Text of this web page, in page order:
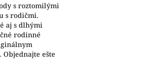
s roztomilými
s rodičmi.
aj s dlhými
rodinné
ešte